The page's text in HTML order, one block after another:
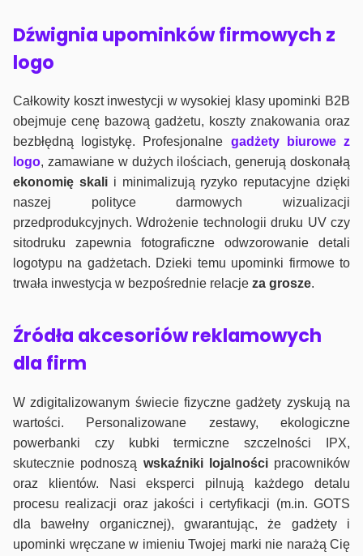
Dźwignia upominków firmowych z
logo
Całkowity koszt inwestycji w wysokiej klasy upominki B2B
obejmuje cenę bazową gadżetu, koszty znakowania oraz
bezbłędną logistykę. Profesjonalne gadżety biurowe z
logo, zamawiane w dużych ilościach, generują doskonałą
ekonomię skalii minimalizują ryzyko reputacyjne dzięki
naszej polityce darmowych wizualizacji
przedprodukcyjnych. Wdrożenie technologii druku UV czy
sitodruku zapewnia fotograficzne odwzorowanie detali
logotypu na gadżetach. Dzieki temu upominki firmowe to
trwała inwestycja w bezpośrednie relacje za grosze.
Źródła akcesoriów reklamowych
dla firm
W zdigitalizowanym świecie fizyczne gadżety zyskują na
wartości. Personalizowane zestawy, ekologiczne
powerbanki czy kubki termiczne szczelności IPX,
skutecznie podnoszą wskaźniki lojalnościpracowników
oraz klientów. Nasi eksperci pilnują każdego detalu
procesu realizacji oraz jakości i certyfikacji (m.in. GOTS
dla bawełny organicznej), gwarantując, że gadżety i
upominki wręczane w imieniu Twojej marki nie narażą Cię